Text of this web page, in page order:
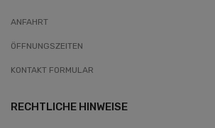
ANFAHRT
ÖFFNUNGSZEITEN
KONTAKT FORMULAR
RECHTLICHE HINWEISE